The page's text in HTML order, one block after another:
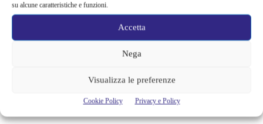
su alcune caratteristiche e funzioni.
Accetta
Nega
Visualizza le preferenze
Cookie Policy Privacy e Policy
Si tratta di unaconfessione ineditadi cui pochissimi intimi erano
a conoscenza. Poi il conduttore ha parlato del concetto di
imparato a rinunciare per tutelare i miei figli
anzi una doveva ancora nascere.
I sentimenti sono più